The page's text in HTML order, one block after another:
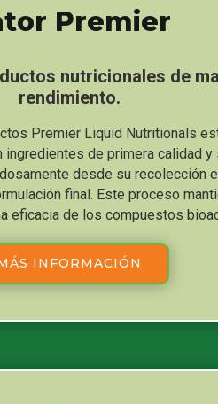
Premier
nutricionales de
rendimiento.
Premier Liquid Nutritionals
ingredientes de primera calidad y
desde su recolección
final. Este proceso
eficacia de los compuestos
INFORMACIÓN